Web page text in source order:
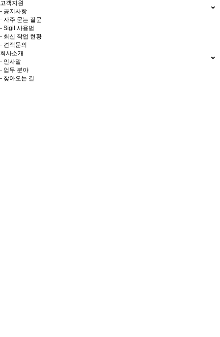
고객지원
- 공지사항
- 자주 묻는 질문
- Sigil 사용법
- 최신 작업 현황
- 견적문의
회사소개
- 인사말
- 업무 분야
- 찾아오는 길